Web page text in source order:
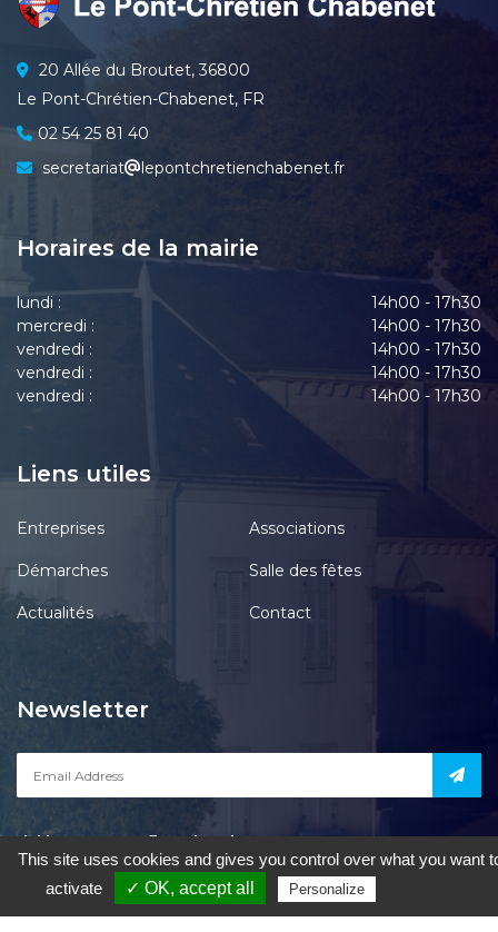
20 Allée du Broutet, 36800
Le Pont-Chrétien-Chabenet, FR
02 54 25 81 40
secretariat
lepontchretienchabenet.fr
Horaires de la mairie
lundi :
14h00 - 17h30
mercredi :
14h00 - 17h30
vendredi :
14h00 - 17h30
vendredi :
14h00 - 17h30
vendredi :
14h00 - 17h30
Liens utiles
Entreprises Associations
Démarches Salle des fêtes
Actualités Contact
Newsletter
Notre page acebook
This site uses cookies and gives you control over what you want
activate
✓ OK, accept all Personalize